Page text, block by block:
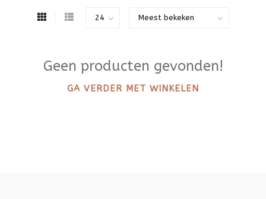
Geen producten gevonden!
GA VERDER MET WINKELEN